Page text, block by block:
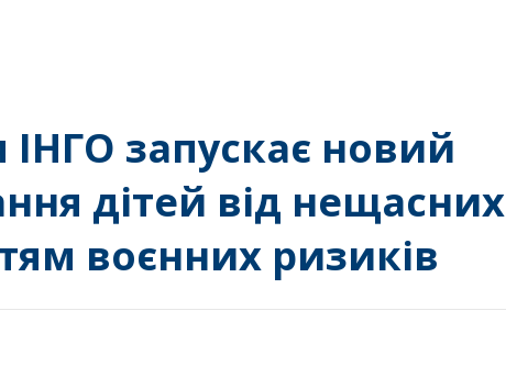
запускає новий
дітей від нещасних
воєнних ризиків